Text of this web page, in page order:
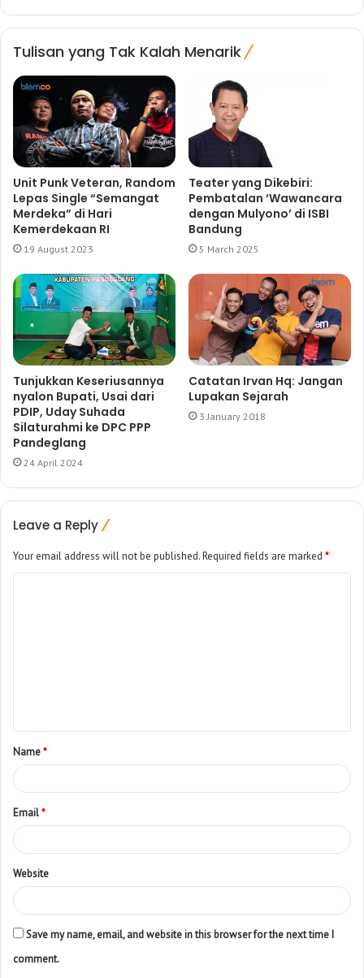
Tulisan yang Tak Kalah Menarik
Unit Punk Veteran, Random
Lepas Single “Semangat
Merdeka” di Hari
Kemerdekaan RI
19 August 2023
Teater yang Dikebiri:
Pembatalan ‘Wawancara
dengan Mulyono’ di ISBI
Bandung
5 March 2025
Tunjukkan Keseriusannya
nyalon Bupati, Usai dari
PDIP, Uday Suhada
Silaturahmi ke DPC PPP
Pandeglang
24 April 2024
Catatan Irvan Hq: Jangan
Lupakan Sejarah
3 January 2018
Leave a Reply
Your email address will not be published.Required fields are marked *
Name*
Email*
Website
Save my name, email, and website in this browser for the next time I
comment.